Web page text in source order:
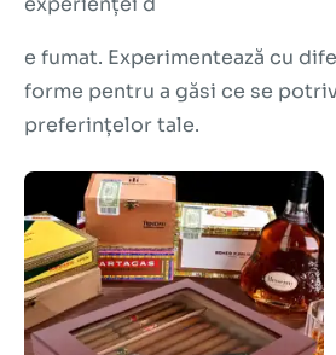
e fumat. Experimentează cu
forme pentru a găsi ce se
preferințelor tale.